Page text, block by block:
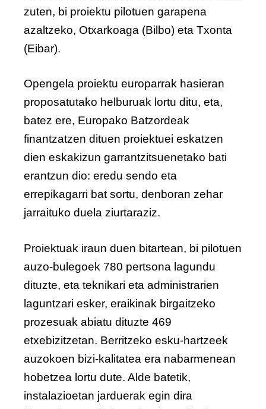
zuten, bi proiektu pilotuen garapena
azaltzeko, Otxarkoaga (Bilbo) eta Txonta
(Eibar).
Opengela proiektu europarrak hasieran
proposatutako helburuak lortu ditu, eta,
batez ere, Europako Batzordeak
finantzatzen dituen proiektuei eskatzen
dien eskakizun garrantzitsuenetako bati
erantzun dio: eredu sendo eta
errepikagarri bat sortu, denboran zehar
jarraituko duela ziurtaraziz.
Proiektuak iraun duen bitartean, bi pilotuen
auzo-bulegoek 780 pertsona lagundu
dituzte, eta teknikari eta administrarien
laguntzari esker, eraikinak birgaitzeko
prozesuak abiatu dituzte 469
etxebizitzetan. Berritzeko esku-hartzeek
auzokoen bizi-kalitatea era nabarmenean
hobetzea lortu dute. Alde batetik,
instalazioetan jarduerak egin dira